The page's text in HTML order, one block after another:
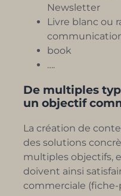
Newsletter
Livre blanc ou
book
….
De multiples
un objectif
La création de
des solutions
multiples objectifs,
doivent ainsi
commerciale